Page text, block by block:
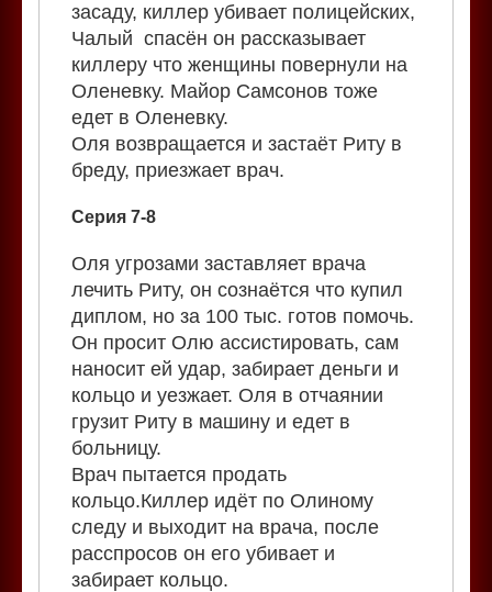
засаду, киллер убивает полицейских,
Чалый спасён он рассказывает
киллеру что женщины повернули на
Оленевку. Майор Самсонов тоже
едет в Оленевку.
Оля возвращается и застаёт Риту в
бреду, приезжает врач.
Серия 7-8
Оля угрозами заставляет врача
лечить Риту, он сознаётся что купил
диплом, но за 100 тыс. готов помочь.
Он просит Олю ассистировать, сам
наносит ей удар, забирает деньги и
кольцо и уезжает. Оля в отчаянии
грузит Риту в машину и едет в
больницу.
Врач пытается продать
кольцо.Киллер идёт по Олиному
следу и выходит на врача, после
расспросов он его убивает и
забирает кольцо.